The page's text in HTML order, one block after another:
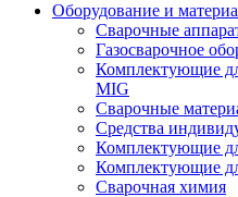
Оборудование и
Сварочные
Газосварочное
Комплектующие
MIG
Сварочные
Средства
Комплектующие
Комплектующие
Сварочная химия